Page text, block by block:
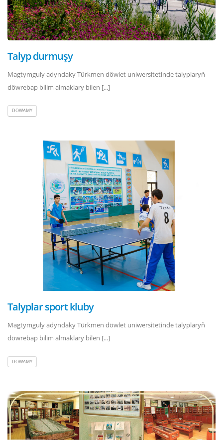
Talyp durmuşy
Magtymguly adyndaky Türkmen döwlet uniwersitetinde talyplaryň
döwrebap bilim almaklary bilen [...]
DOWAMY
Talyplar sport kluby
Magtymguly adyndaky Türkmen döwlet uniwersitetinde talyplaryň
döwrebap bilim almaklary bilen [...]
DOWAMY